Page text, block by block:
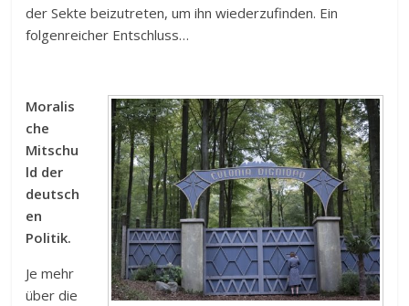
der Sekte beizutreten, um ihn wiederzufinden. Ein
folgenreicher Entschluss…
Moralis
che
Mitschu
ld der
deutsch
en
Politik.
Je mehr
über die